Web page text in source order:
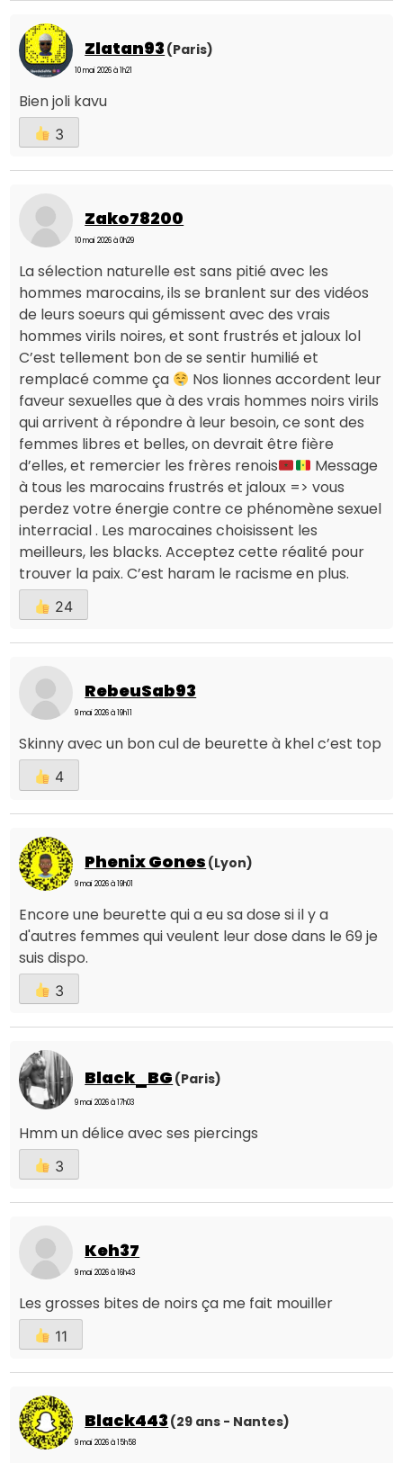
Zlatan93 (Paris)
10 mai 2026 à 1h21
Bien joli kavu
3
Zako78200
10 mai 2026 à 0h29
La sélection naturelle est sans pitié avec les
hommes marocains, ils se branlent sur des vidéos
de leurs soeurs qui gémissent avec des vrais
hommes virils noires, et sont frustrés et jaloux lol
C’est tellement bon de se sentir humilié et
remplacé comme ça
Nos lionnes accordent leur
faveur sexuelles que à des vrais hommes noirs virils
qui arrivent à répondre à leur besoin, ce sont des
femmes libres et belles, on devrait être fière
d’elles, et remercier les frères renois
Message
à tous les marocains frustrés et jaloux => vous
perdez votre énergie contre ce phénomène sexuel
interracial . Les marocaines choisissent les
meilleurs, les blacks. Acceptez cette réalité pour
trouver la paix. C’est haram le racisme en plus.
24
RebeuSab93
9 mai 2026 à 19h11
Skinny avec un bon cul de beurette à khel c’est top
4
Phenix Gones (Lyon)
9 mai 2026 à 19h01
Encore une beurette qui a eu sa dose si il y a
d'autres femmes qui veulent leur dose dans le 69 je
suis dispo.
3
Black_BG (Paris)
9 mai 2026 à 17h03
Hmm un délice avec ses piercings
3
Keh37
9 mai 2026 à 16h43
Les grosses bites de noirs ça me fait mouiller
11
Black443 (29 ans - Nantes)
9 mai 2026 à 15h58